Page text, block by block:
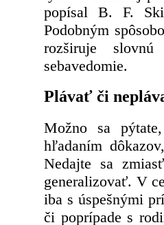
popísal B. F.
Podobným
rozširuje
sebavedomie.
Plávať či
Možno sa
hľadaním
Nedajte sa
generalizovať. V
iba s úspešnými
či poprípade s